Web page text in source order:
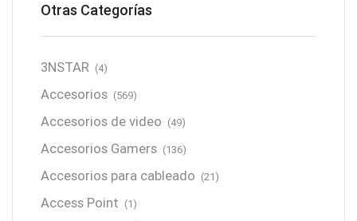
Otras Categorías
3NSTAR (4)
Accesorios (569)
Accesorios de video (49)
Accesorios Gamers (136)
Accesorios para cableado (21)
Access Point (1)